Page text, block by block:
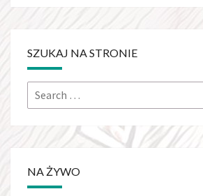
SZUKAJ NA STRONIE
Search
for:
NA ŻYWO